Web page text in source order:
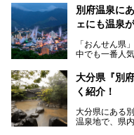
提供元：大分
この記事は大
ない！
源泉数、湧出
な市営温泉を
Let’s go to
で楽しめる「
ニフティ温泉
別府温泉に
ェにも温泉
「おんせん県
中でも一番人
中いても飽き
普通に温泉に
名ですよね。
別府温泉は共
ている所もあ
大分県『別
く紹介！
大分県にある
温泉地で、県